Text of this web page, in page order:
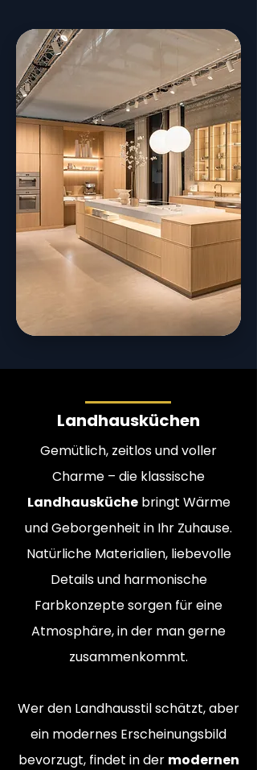
Landhausküchen
Gemütlich, zeitlos und voller
Charme – die klassische
Landhausküchebringt Wärme
und Geborgenheit in Ihr Zuhause.
Natürliche Materialien, liebevolle
Details und harmonische
Farbkonzepte sorgen für eine
Atmosphäre, in der man gerne
zusammenkommt.
Wer den Landhausstil schätzt, aber
ein modernes Erscheinungsbild
bevorzugt, findet in der modernen